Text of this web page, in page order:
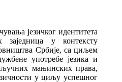
језичког идентитета
заједница у контексту
Србије, са циљем
употребе језика и
мањинских права,
у циљу успешног